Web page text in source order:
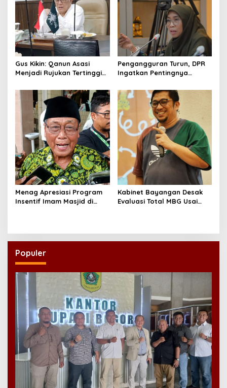
Gus Kikin: Qanun Asasi
Menjadi Rujukan Tertinggi
Pengangguran Turun, DPR
Ingatkan Pentingnya
yang Layak
Menag Apresiasi Program
Insentif Imam Masjid di
Kabinet Bayangan Desak
Evaluasi Total MBG Usai
Populer